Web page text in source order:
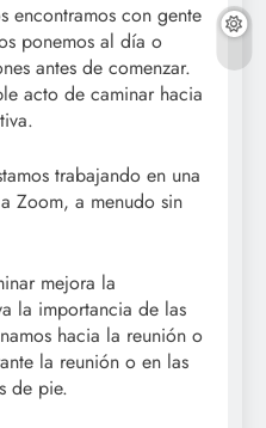
encontramos con gente
ponemos al día o
antes de comenzar.
acto de caminar hacia
trabajando en una
Zoom, a menudo sin
mejora la
la importancia de las
hacia la reunión o
la reunión o en las
de pie.